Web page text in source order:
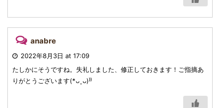
anabre
2022年8月3日 at 17:09
たしかにそうですね。失礼しました、修正しておきます！ご指摘あ
りがとうございます(*ᴗˬᴗ)⁾⁾